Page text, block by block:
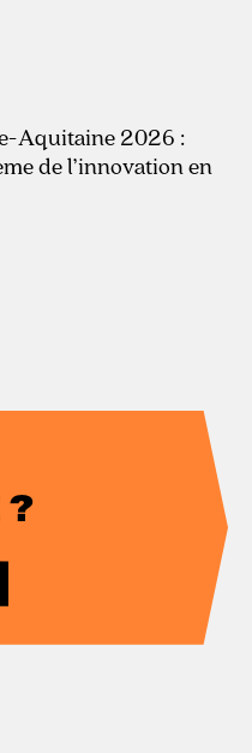
Aquitaine 2026 :
de l’innovation en
?